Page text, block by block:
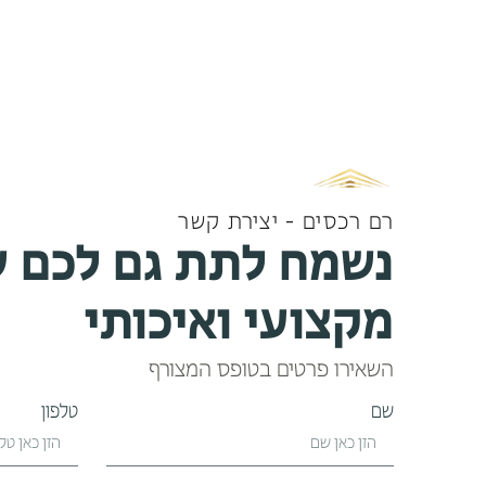
רם רכסים - יצירת קשר
נשמח לתת גם לכם
מקצועי ואיכותי
השאירו פרטים בטופס המצורף
שם טלפון